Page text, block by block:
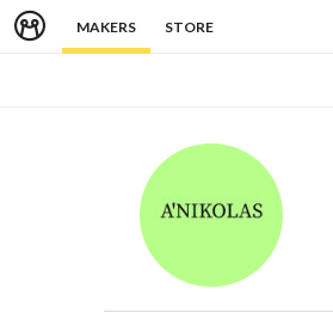
MAKERS STORE